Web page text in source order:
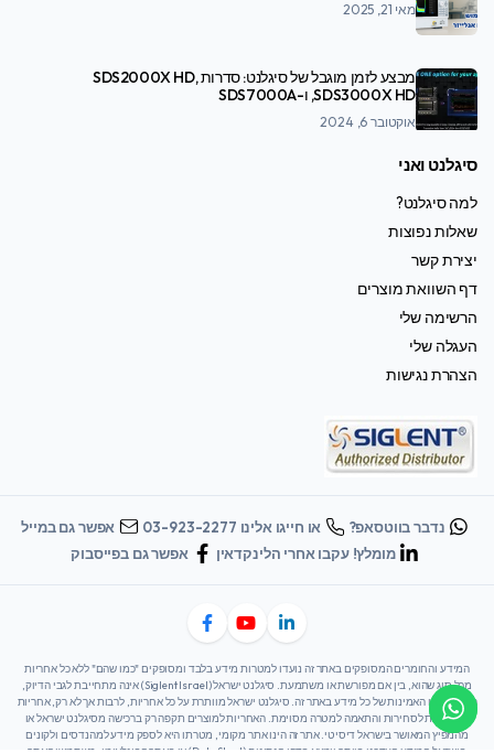
מאי 21, 2025
מבצע לזמן מוגבל של סיגלנט: סדרות SDS2000X HD,
SDS3000X HD, ו-SDS7000A
אוקטובר 6, 2024
סיגלנט ואני
למה סיגלנט?
שאלות נפוצות
יצירת קשר
דף השוואת מוצרים
הרשימה שלי
העגלה שלי
הצהרת נגישות
נדבר בווטסאפ? או חייגו אלינו 03-923-2277
אפשר גם במייל
מומלץ! עקבו אחרי הלינקדאין
אפשר גם בפייסבוק
המידע והחומרים המסופקים באתר זה נועדו למטרות מידע בלבד ומסופקים "כמו שהם" ללא כל אחריות
מכל סוג שהוא, בין אם מפורשת או משתמעת. סיגלנט ישראל (Siglent Israel) אינה מתחייבת לגבי הדיוק,
השלמות או האמינות של כל מידע באתר זה. סיגלנט ישראל מוותרת על כל אחריות, לרבות אך לא רק, אחריות
משתמעת לסחירות והתאמה למטרה מסוימת. האחריות למוצרים תקפה רק ברכישה מסיגלנט ישראל או
מהמפיץ המאושר בישראל דיסיטי. אתר זה הינו אתר מקומי, מטרתו היא לספק מידע למהנדסים ולקונים